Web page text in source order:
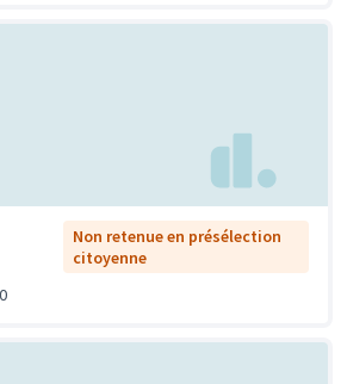
Non retenue en présélection
citoyenne
0